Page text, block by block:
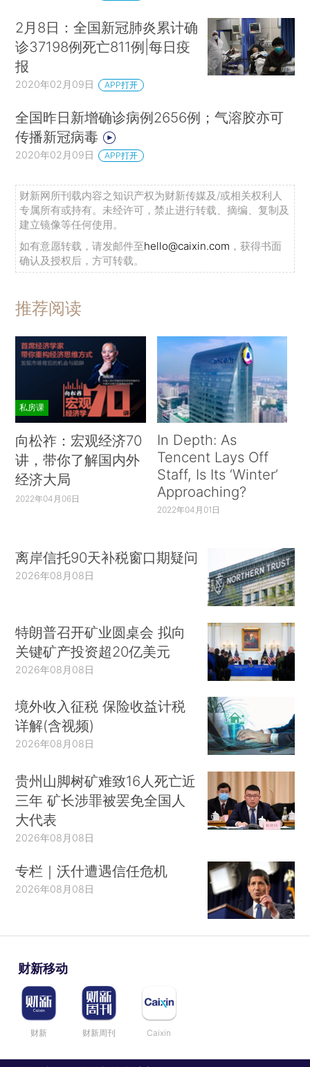
2月8日：全国新冠肺炎累计确
诊37198例死亡811例|每日疫
报
2020年02月09日 APP打开
全国昨日新增确诊病例2656例；气溶胶亦可
传播新冠病毒
2020年02月09日 APP打开
财新网所刊载内容之知识产权为财新传媒及/或相关权利人
专属所有或持有。未经许可，禁止进行转载、摘编、复制及
建立镜像等任何使用。
如有意愿转载，请发邮件至hello@caixin.com ，获得书面
确认及授权后，方可转载。
推荐阅读
私房课
向松祚：宏观经济70
讲，带你了解国内外
经济大局
2022年04月06日
In Depth: As
Tencent Lays Off
Staff, Is Its ‘Winter’
Approaching?
2022年04月01日
离岸信托90天补税窗口期疑问
2026年08月08日
特朗普召开矿业圆桌会 拟向
关键矿产投资超20亿美元
2026年08月08日
境外收入征税 保险收益计税
详解(含视频)
2026年08月08日
贵州山脚树矿难致16人死亡近
三年 矿长涉罪被罢免全国人
大代表
2026年08月08日
专栏｜沃什遭遇信任危机
2026年08月08日
财新移动
财新 财新周刊 Caixin